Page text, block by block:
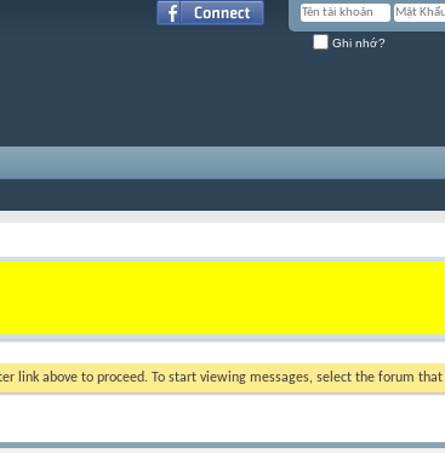
Ghi nhớ?
link above to proceed. To start viewing messages, select the forum